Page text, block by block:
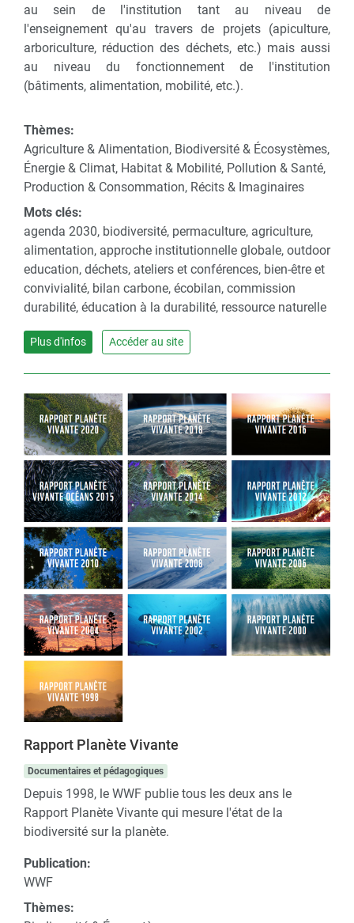
au sein de l'institution tant au niveau de
l'enseignement qu'au travers de projets (apiculture,
arboriculture, réduction des déchets, etc.) mais aussi
au niveau du fonctionnement de l'institution
(bâtiments, alimentation, mobilité, etc.).
Thèmes:
Agriculture & Alimentation, Biodiversité & Écosystèmes,
Énergie & Climat, Habitat & Mobilité, Pollution & Santé,
Production & Consommation, Récits & Imaginaires
Mots clés:
agenda 2030, biodiversité, permaculture, agriculture,
alimentation, approche institutionnelle globale, outdoor
education, déchets, ateliers et conférences, bien-être et
convivialité, bilan carbone, écobilan, commission
durabilité, éducation à la durabilité, ressource naturelle
Plus d'infos Accéder au site
Rapport Planète Vivante
Documentaires et pédagogiques
Depuis 1998, le WWF publie tous les deux ans le
Rapport Planète Vivante qui mesure l'état de la
biodiversité sur la planète.
Publication:
WWF
Thèmes: